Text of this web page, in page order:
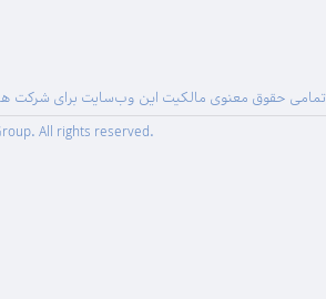
تمامی حقوق معنوی مالکیت این وب‌سایت برای
All rights reserved.